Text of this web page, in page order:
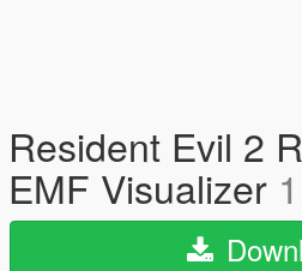
Resident Evil 2
EMF Visualizer